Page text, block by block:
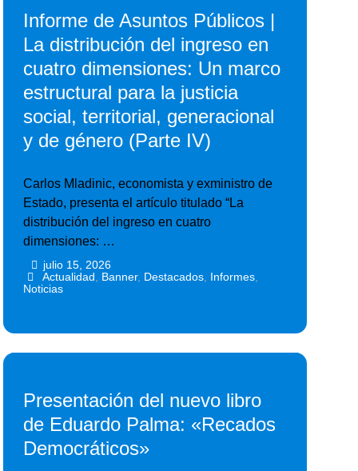
Informe de Asuntos Públicos |
La distribución del ingreso en
cuatro dimensiones: Un marco
estructural para la justicia
social, territorial, generacional
y de género (Parte IV)
Carlos Mladinic, economista y exministro de
Estado, presenta el artículo titulado “La
distribución del ingreso en cuatro
dimensiones: …
julio 15, 2026
Actualidad Banner, Destacados, Informes,
Noticias
Presentación del nuevo libro
de Eduardo Palma: «Recados
Democráticos»